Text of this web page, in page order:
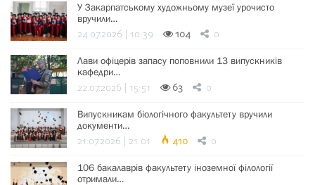
У Закарпатському художньому музеї урочисто
вручили…
24.07.2026 | 10:39 104 0
Лави офіцерів запасу поповнили 13 випускників
кафедри…
22.07.2026 | 15:51 63 0
Випускникам біологічного факультету вручили
документи…
21.07.2026 | 21:01 410 0
106 бакалаврів факультету іноземної філології
отримали…